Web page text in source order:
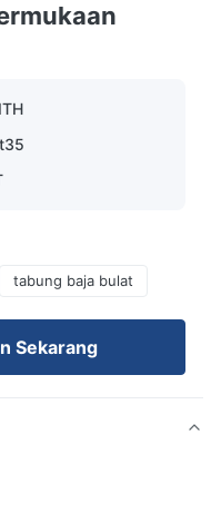
tabung baja bulat
Sekarang